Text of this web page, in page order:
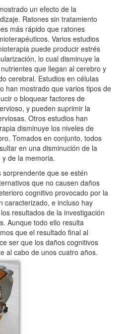
un efecto de la
Ratones sin tratamiento
más rápido que ratones
Varios estudios
puede producir estrés
lo cual disminuye la
que llegan al cerebro y
cerebral. Estudios en células
han mostrado que varios tipos de
o bloquear factores de
y pueden suprimir la
Otros estudios han
disminuye los niveles de
Tomados en conjunto, todos
en una disminución de la
de la memoria.
que se estén
que no causen daños
cognitivo provocado por la
caracterizado, e incluso hay
resultados de la investigación
Aunque todo ello resulta
que el resultado final al
ser que los daños cognitivos
al cabo de unos cuatro años.